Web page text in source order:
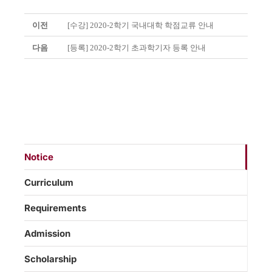
이전 [수강] 2020-2학기 국내대학 학점교류 안내
다음 [등록] 2020-2학기 초과학기자 등록 안내
Notice
Curriculum
Requirements
Admission
Scholarship